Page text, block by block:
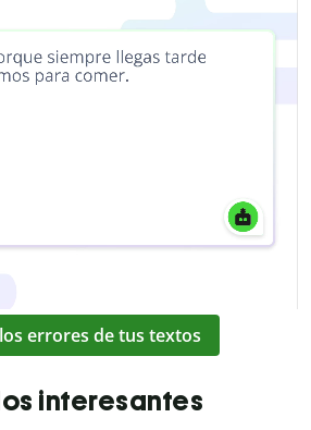
errores de tus textos
interesantes